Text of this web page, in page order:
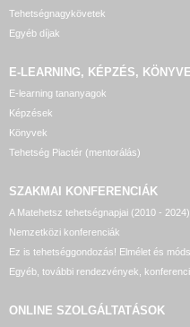
Tehetségnagykövetek
Egyéb díjak
E-LEARNING, KÉPZÉS,
E-learning tananyagok
Képzések
Könyvek
Tehetség Piactér (mentorálás)
SZAKMAI KONFERENCIÁK
A Matehetsz tehetségnapjai (2010 - 2024)
Nemzetközi konferenciák
Ez is tehetséggondozás! Elmélet és
Egyéb, további rendezvények,
ONLINE SZOLGÁLTATÁSOK